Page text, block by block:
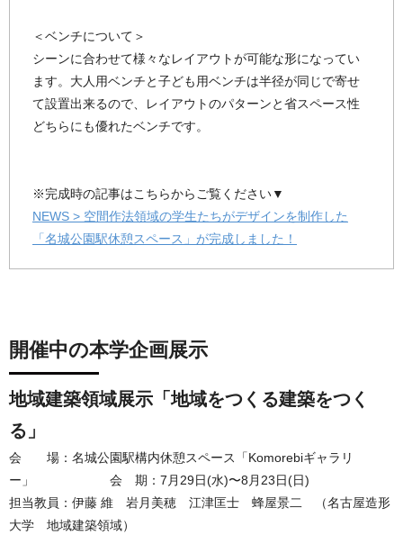
＜ベンチについて＞
シーンに合わせて様々なレイアウトが可能な形になってい
ます。大人用ベンチと子ども用ベンチは半径が同じで寄せ
て設置出来るので、レイアウトのパターンと省スペース性
どちらにも優れたベンチです。
※完成時の記事はこちらからご覧ください▼
NEWS > 空間作法領域の学生たちがデザインを制作した
「名城公園駅休憩スペース」が完成しました！
開催中の本学企画展示
地域建築領域展示「地域をつくる建築をつく
る」
会 場：名城公園駅構内休憩スペース「Komorebiギャラリ
ー」 会 期：7月29日(水)〜8月23日(日)
担当教員：伊藤 維 岩月美穂 江津匡士 蜂屋景二 （名古屋造形
大学 地域建築領域）